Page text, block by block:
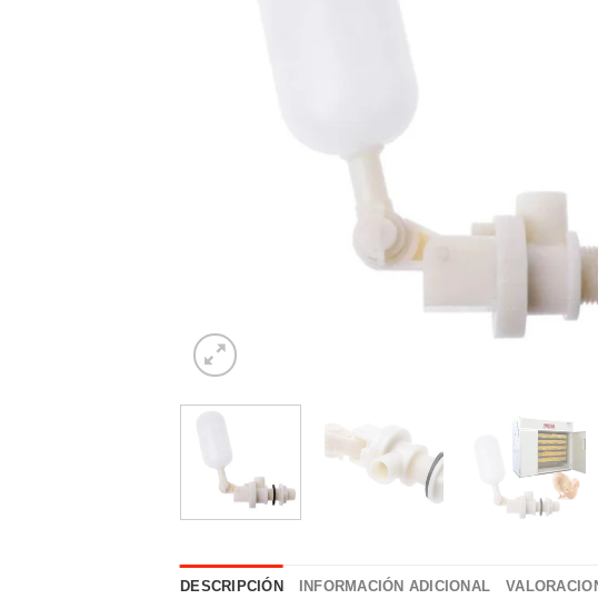
DESCRIPCIÓN INFORMACIÓN ADICIONAL